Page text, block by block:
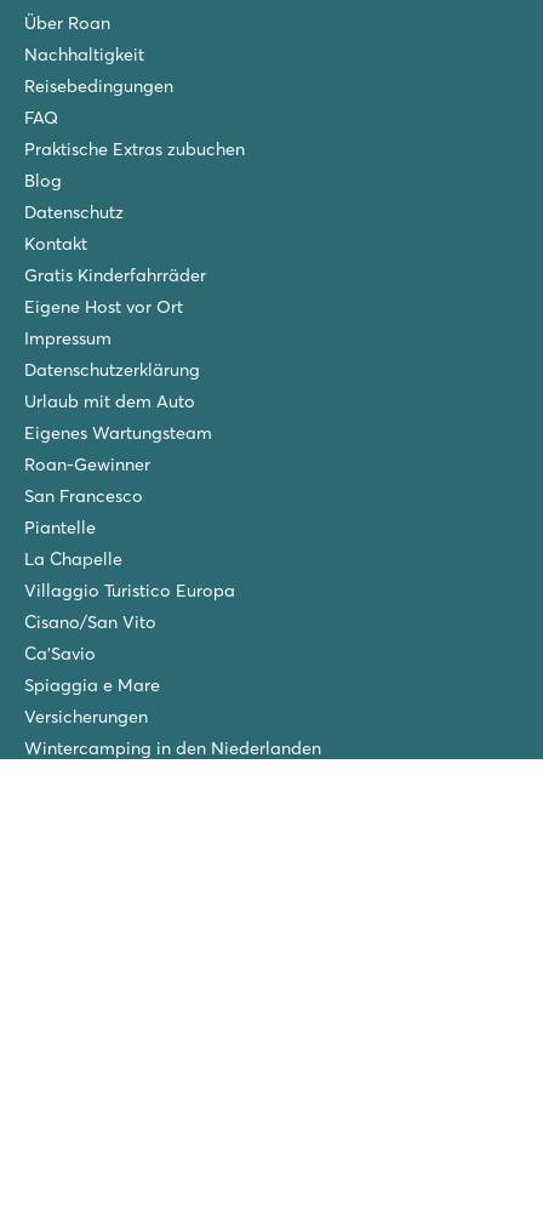
Über Roan
Nachhaltigkeit
Reisebedingungen
FAQ
Praktische Extras zubuchen
Blog
Datenschutz
Kontakt
Gratis Kinderfahrräder
Eigene Host vor Ort
Impressum
Datenschutzerklärung
Urlaub mit dem Auto
Eigenes Wartungsteam
Roan-Gewinner
San Francesco
Piantelle
La Chapelle
Villaggio Turistico Europa
Cisano/San Vito
Ca'Savio
Spiaggia e Mare
Versicherungen
Wintercamping in den Niederlanden